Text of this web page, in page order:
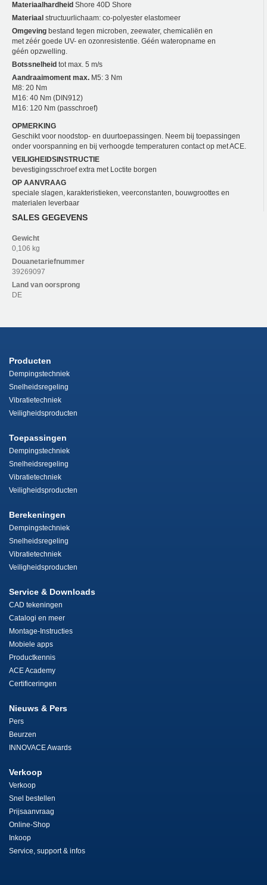
Materiaalhardheid Shore 40D Shore
Materiaal structuurlichaam: co-polyester elastomeer
Omgeving bestand tegen microben, zeewater, chemicaliën en
met zéér goede UV- en ozonresistentie. Géén wateropname en
géén opzwelling.
Botssnelheid tot max. 5 m/s
Aandraaimoment max. M5: 3 Nm
M8: 20 Nm
M16: 40 Nm (DIN912)
M16: 120 Nm (passchroef)
OPMERKING
Geschikt voor noodstop- en duurtoepassingen. Neem bij toepassingen
onder voorspanning en bij verhoogde temperaturen contact op met ACE.
VEILIGHEIDSINSTRUCTIE
bevestigingsschroef extra met Loctite borgen
OP AANVRAAG
speciale slagen, karakteristieken, veerconstanten, bouwgroottes en
materialen leverbaar
SALES GEGEVENS
Gewicht
0,106 kg
Douanetariefnummer
39269097
Land van oorsprong
DE
Producten
Dempingstechniek
Snelheidsregeling
Vibratietechniek
Veiligheidsproducten
Toepassingen
Dempingstechniek
Snelheidsregeling
Vibratietechniek
Veiligheidsproducten
Berekeningen
Dempingstechniek
Snelheidsregeling
Vibratietechniek
Veiligheidsproducten
Service & Downloads
CAD tekeningen
Catalogi en meer
Montage-Instructies
Mobiele apps
Productkennis
ACE Academy
Certificeringen
Nieuws & Pers
Pers
Beurzen
INNOVACE Awards
Verkoop
Verkoop
Snel bestellen
Prijsaanvraag
Online-Shop
Inkoop
Service, support & infos